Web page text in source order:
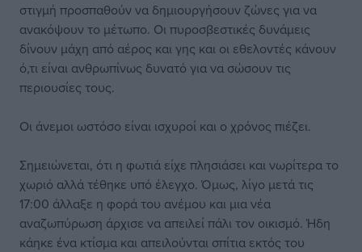
στιγμή προσπαθούν να δημιουργήσουν ζώνες για να
ανακόψουν το μέτωπο. Οι πυροσβεστικές δυνάμεις
δίνουν μάχη από αέρος και γης και οι εθελοντές κάνουν
ό,τι είναι ανθρωπίνως δυνατό για να σώσουν τις
περιουσίες τους.
Οι άνεμοι ωστόσο είναι ισχυροί και ο χρόνος πιέζει.
Σημειώνεται, ότι η φωτιά είχε πλησιάσει και νωρίτερα το
χωριό αλλά τέθηκε υπό έλεγχο. Όμως, λίγο μετά τις
17:00 άλλαξε η φορά του ανέμου και μια νέα
αναζωπύρωση άρχισε να απειλεί πάλι τον οικισμό. Ήδη
κάηκε ένα κτίσμα και απειλούνται σπίτια εκτός του